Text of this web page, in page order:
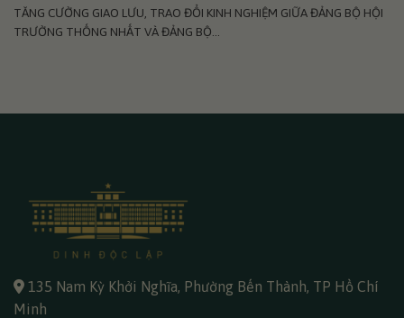
TĂNG CƯỜNG GIAO LƯU, TRAO ĐỔI KINH NGHIỆM GIỮA ĐẢNG BỘ HỘI
TRƯỜNG THỐNG NHẤT VÀ ĐẢNG BỘ...
135 Nam Kỳ Khởi Nghĩa, Phường Bến Thành, TP Hồ Chí
Minh